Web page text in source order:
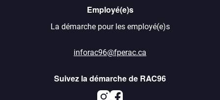
Employé(e)s
La démarche pour les employé(e)s
inforac96@fperac.ca
Suivez la démarche de RAC96
Instagram
Facebook